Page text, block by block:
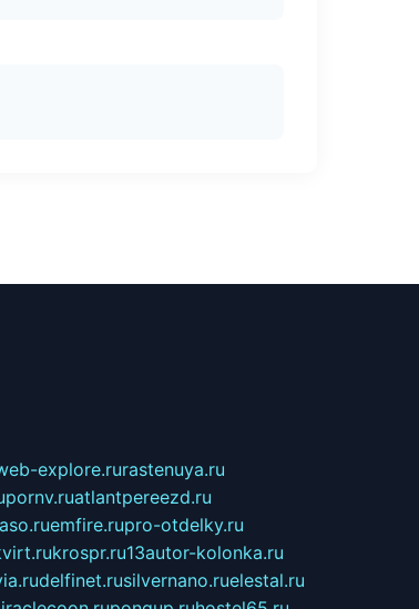
explore.rurastenuya.ru
pornv.ruatlantpereezd.ru
emfire.rupro-otdelky.ru
krospr.ru13autor-kolonka.ru
delfinet.rusilvernano.ruelestal.ru